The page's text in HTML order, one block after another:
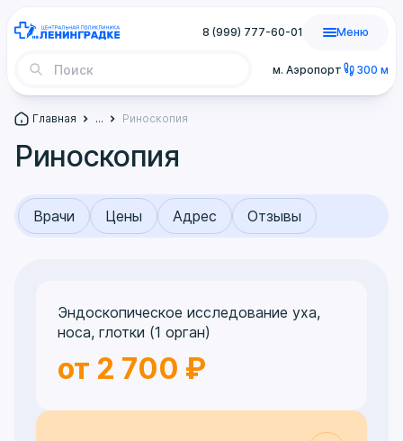
м. Аэропорт 300 м
8 (999) 777-60-01 Меню
Главная ... Риноскопия
Риноскопия
Врачи Цены Адрес Отзывы
Эндоскопическое исследование уха,
носа, глотки (1 орган)
от 2 700 ₽